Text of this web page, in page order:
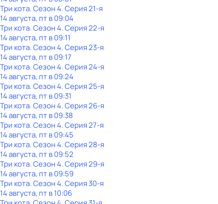
Три кота. Сезон 4. Серия 21-я
14 августа, пт в 09:04
Три кота. Сезон 4. Серия 22-я
14 августа, пт в 09:11
Три кота. Сезон 4. Серия 23-я
14 августа, пт в 09:17
Три кота. Сезон 4. Серия 24-я
14 августа, пт в 09:24
Три кота. Сезон 4. Серия 25-я
14 августа, пт в 09:31
Три кота. Сезон 4. Серия 26-я
14 августа, пт в 09:38
Три кота. Сезон 4. Серия 27-я
14 августа, пт в 09:45
Три кота. Сезон 4. Серия 28-я
14 августа, пт в 09:52
Три кота. Сезон 4. Серия 29-я
14 августа, пт в 09:59
Три кота. Сезон 4. Серия 30-я
14 августа, пт в 10:06